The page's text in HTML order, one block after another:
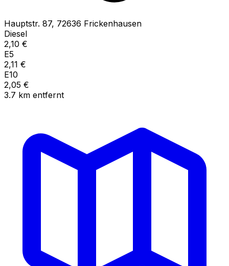
Hauptstr. 87, 72636 Frickenhausen
Diesel
2,10 €
E5
2,11 €
E10
2,05 €
3.7 km entfernt